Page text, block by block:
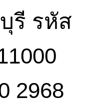
รี รหัส
2968